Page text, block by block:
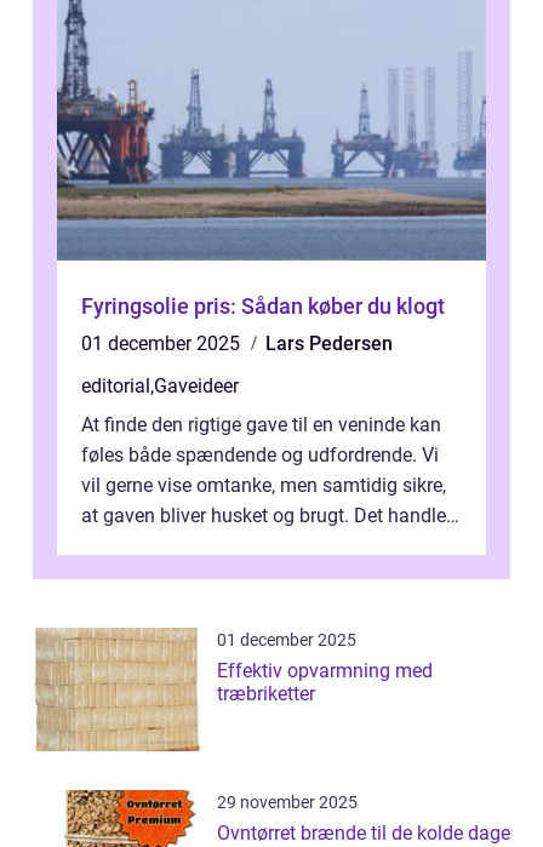
Fyringsolie pris: Sådan køber du klogt
01 december 2025
Lars Pedersen
editorial ,Gaveideer
At finde den rigtige gave til en veninde kan
føles både spændende og udfordrende. Vi
vil gerne vise omtanke, men samtidig sikre,
at gaven bliver husket og brugt. Det handler
01 december 2025
Effektiv opvarmning med
træbriketter
29 november 2025
Ovntørret brænde til de kolde dage